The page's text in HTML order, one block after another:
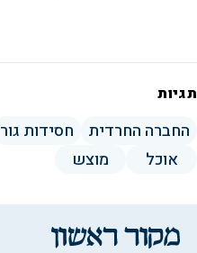
תגיות
החברה החרדית חסידות גור
אוכל
מוצש